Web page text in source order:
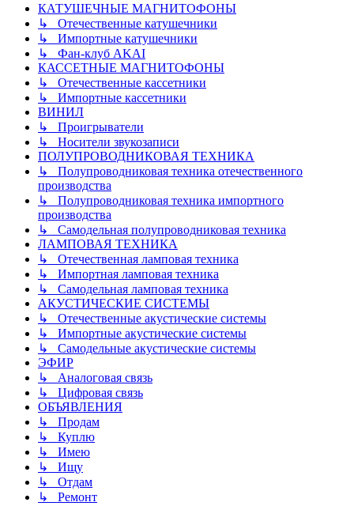
КАТУШЕЧНЫЕ МАГНИТОФОНЫ
↳ Отечественные катушечники
↳ Импортные катушечники
↳ Фан-клуб AKAI
КАССЕТНЫЕ МАГНИТОФОНЫ
↳ Отечественные кассетники
↳ Импортные кассетники
ВИНИЛ
↳ Проигрыватели
↳ Носители звукозаписи
ПОЛУПРОВОДНИКОВАЯ ТЕХНИКА
↳ Полупроводниковая техника отечественного
производства
↳ Полупроводниковая техника импортного
производства
↳ Самодельная полупроводниковая техника
ЛАМПОВАЯ ТЕХНИКА
↳ Отечественная ламповая техника
↳ Импортная ламповая техника
↳ Самодельная ламповая техника
АКУСТИЧЕСКИЕ СИСТЕМЫ
↳ Отечественные акустические системы
↳ Импортные акустические системы
↳ Самодельные акустические системы
ЭФИР
↳ Аналоговая связь
↳ Цифровая связь
ОБЪЯВЛЕНИЯ
↳ Продам
↳ Куплю
↳ Имею
↳ Ищу
↳ Отдам
↳ Ремонт